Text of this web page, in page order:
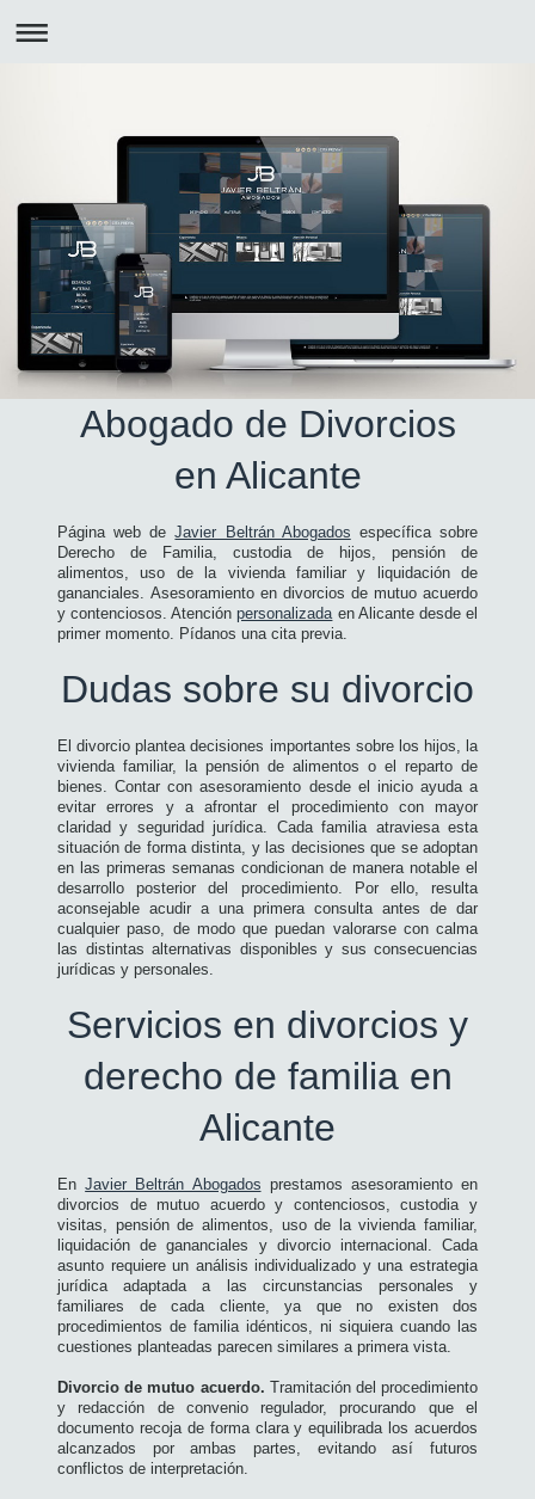
Abogado de Divorcios
en Alicante
Página web deJavier Beltrán Abogados específica sobre
Derecho de Familia, custodia de hijos, pensión de
alimentos, uso de la vivienda familiar y liquidación de
gananciales. Asesoramiento en divorcios de mutuo acuerdo
y contenciosos. Atenciónpersonalizadaen Alicante desde el
primer momento. Pídanos una cita previa.
Dudas sobre su divorcio
El divorcio plantea decisiones importantes sobre los hijos, la
vivienda familiar, la pensión de alimentos o el reparto de
bienes. Contar con asesoramiento desde el inicio ayuda a
evitar errores y a afrontar el procedimiento con mayor
claridad y seguridad jurídica. Cada familia atraviesa esta
situación de forma distinta, y las decisiones que se adoptan
en las primeras semanas condicionan de manera notable el
desarrollo posterior del procedimiento. Por ello, resulta
aconsejable acudir a una primera consulta antes de dar
cualquier paso, de modo que puedan valorarse con calma
las distintas alternativas disponibles y sus consecuencias
jurídicas y personales.
Servicios en divorcios y
derecho de familia en
Alicante
EnJavier Beltrán Abogados prestamos asesoramiento en
divorcios de mutuo acuerdo y contenciosos, custodia y
visitas, pensión de alimentos, uso de la vivienda familiar,
liquidación de gananciales y divorcio internacional. Cada
asunto requiere un análisis individualizado y una estrategia
jurídica adaptada a las circunstancias personales y
familiares de cada cliente, ya que no existen dos
procedimientos de familia idénticos, ni siquiera cuando las
cuestiones planteadas parecen similares a primera vista.
Divorcio de mutuo acuerdo. Tramitación del procedimiento
y redacción de convenio regulador, procurando que el
documento recoja de forma clara y equilibrada los acuerdos
alcanzados por ambas partes, evitando así futuros
conflictos de interpretación.